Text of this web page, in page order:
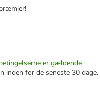
er gældende
inden for de seneste 30 dage.